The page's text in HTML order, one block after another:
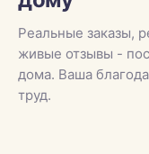
Реальные заказы,
живые отзывы -
дома. Ваша
труд.